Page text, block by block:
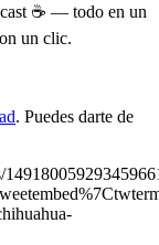
☕ — todo en un
un clic.
. Puedes darte de